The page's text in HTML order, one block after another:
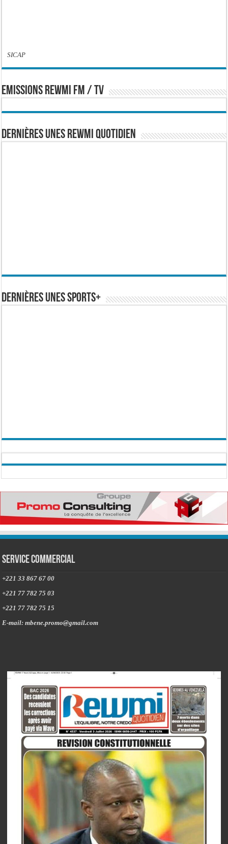
SICAP
EMISSIONS REWMI FM / TV
Dernières Unes Rewmi Quotidien
Dernières Unes Sports+
Service commercial
+221 33 867 67 00
+221 77 782 75 03
+221 77 782 75 15
E-mail: mbene.promo@gmail.com